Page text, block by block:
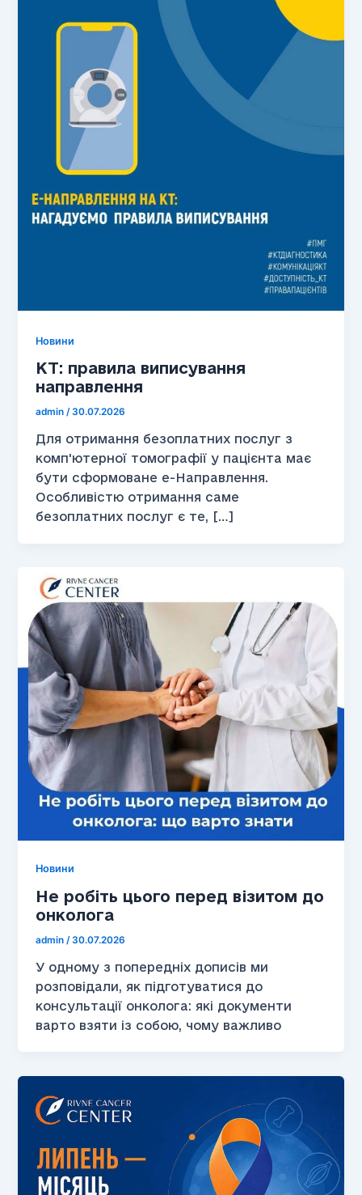
Новини
КТ: правила виписування
направлення
admin/30.07.2026
Для отримання безоплатних послуг з
комп'ютерної томографії у пацієнта має
бути сформоване е-Направлення.
Особливістю отримання саме
безоплатних послуг є те, […]
Новини
Не робіть цього перед візитом до
онколога
admin /30.07.2026
У одному з попередніх дописів ми
розповідали, як підготуватися до
консультації онколога: які документи
варто взяти із собою, чому важливо